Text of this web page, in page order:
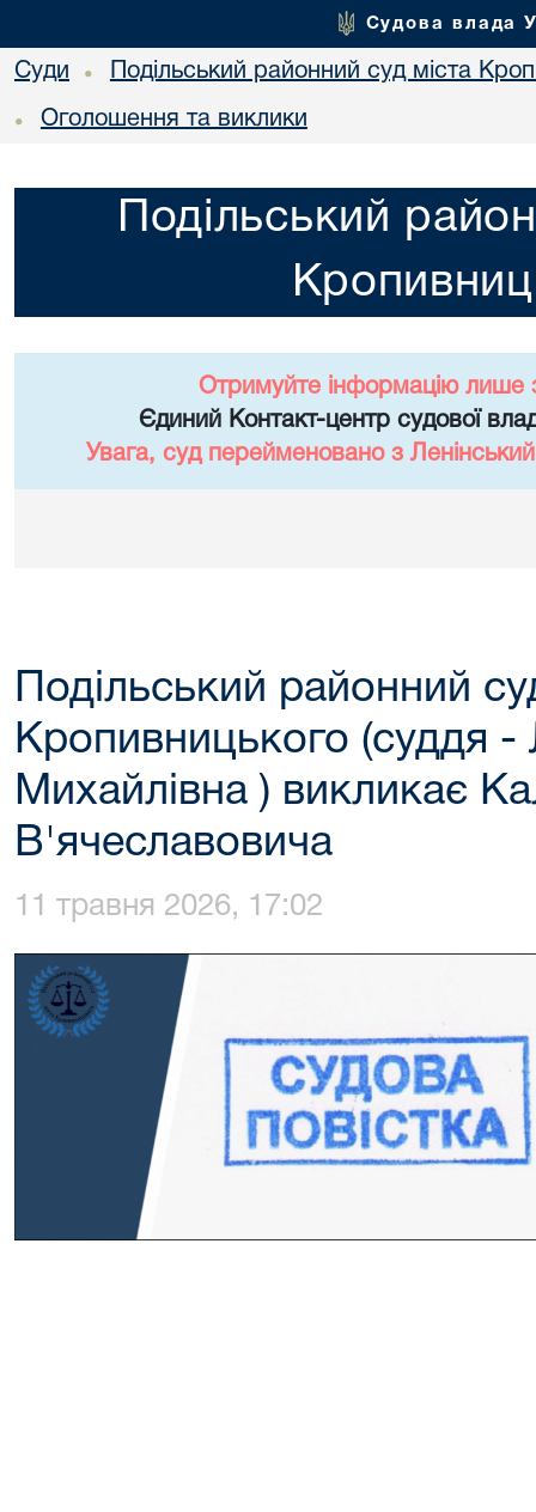
Судова влада
Суди • Подільський районний суд міста
• Оголошення та виклики
Подільський
Отримуйте інформацію лише
Єдиний Контакт-центр судової
Увага, суд перейменовано з
Подільський районний
Кропивницького (суддя -
Михайлівна ) викликає
В'ячеславовича
11 травня 2026, 17:02